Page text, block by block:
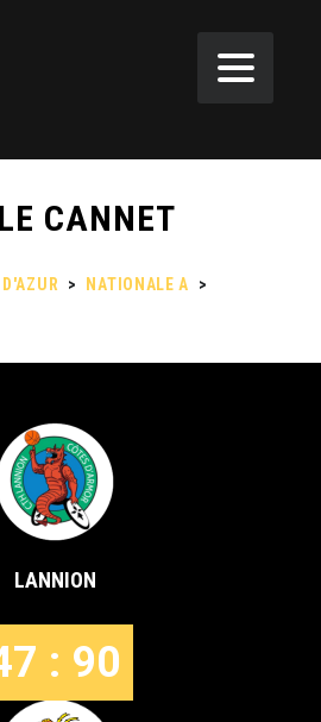
CANNET
> NATIONALE A >
LANNION
: 90